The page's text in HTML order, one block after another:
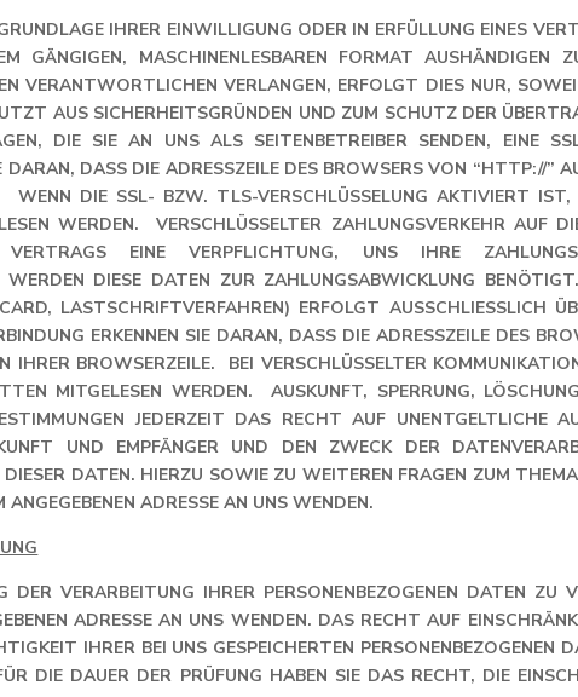
IHRER EINWILLIGUNG ODER IN ERFÜLLUNG EINES
MASCHINENLESBAREN FORMAT AUSHÄNDIGEN
VERANTWORTLICHEN VERLANGEN, ERFOLGT DIES NUR,
AUS SICHERHEITSGRÜNDEN UND ZUM SCHUTZ DER
DIE SIE AN UNS ALS SEITENBETREIBER SENDEN, EINE
DARAN, DASS DIE ADRESSZEILE DES BROWSERS VON “HTTP://”
WENN DIE SSL- BZW. TLS-VERSCHLÜSSELUNG AKTIVIERT
WERDEN. VERSCHLÜSSELTER ZAHLUNGSVERKEHR AUF
VERTRAGS EINE VERPFLICHTUNG, UNS IHRE
DIESE DATEN ZUR ZAHLUNGSABWICKLUNG
LASTSCHRIFTVERFAHREN) ERFOLGT AUSSCHLIESSLICH
ERKENNEN SIE DARAN, DASS DIE ADRESSZEILE DES
BROWSERZEILE. BEI VERSCHLÜSSELTER
MITGELESEN WERDEN. AUSKUNFT, SPERRUNG,
JEDERZEIT DAS RECHT AUF UNENTGELTLICHE
UND EMPFÄNGER UND DEN ZWECK DER
DATEN. HIERZU SOWIE ZU WEITEREN FRAGEN ZUM THEMA
ADRESSE AN UNS WENDEN.
VERARBEITUNG IHRER PERSONENBEZOGENEN DATEN ZU
ADRESSE AN UNS WENDEN. DAS RECHT AUF
IHRER BEI UNS GESPEICHERTEN PERSONENBEZOGENEN
DIE DAUER DER PRÜFUNG HABEN SIE DAS RECHT, DIE